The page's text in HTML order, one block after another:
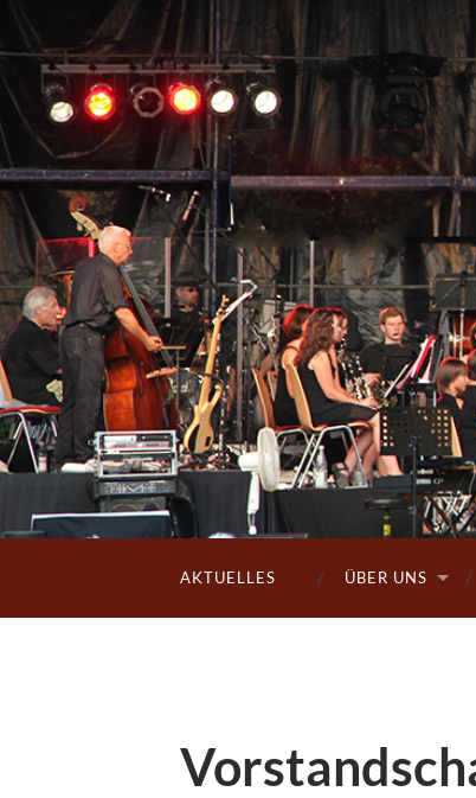
AKTUELLES ÜBER UNS